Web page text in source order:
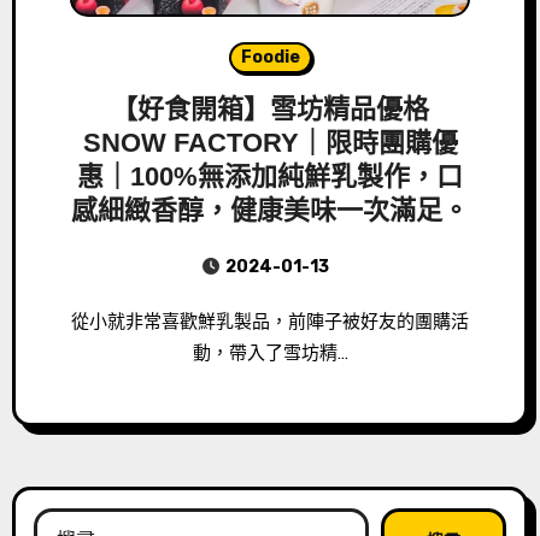
Foodie
【好食開箱】雪坊精品優格
SNOW FACTORY｜限時團購優
惠｜100%無添加純鮮乳製作，口
感細緻香醇，健康美味一次滿足。
2024-01-13
從小就非常喜歡鮮乳製品，前陣子被好友的團購活
動，帶入了雪坊精…
搜